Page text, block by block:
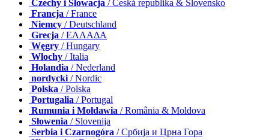
Czechy i Słowacja / Česká republika & Slovensko
Francja / France
Niemcy / Deutschland
Grecja / ΕΛΛΑΔΑ
Węgry / Hungary
Włochy / Italia
Holandia / Nederland
nordycki/ Nordic
Polska / Polska
Portugalia / Portugal
Rumunia i Mołdawia / România & Moldova
Słowenia / Slovenija
Serbia i Czarnogóra / Србија и Црна Гора